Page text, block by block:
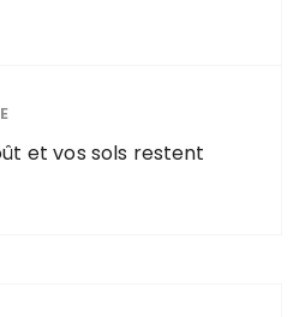
et vos sols restent